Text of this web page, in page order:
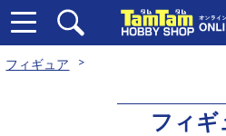
フィギュア
フィギ